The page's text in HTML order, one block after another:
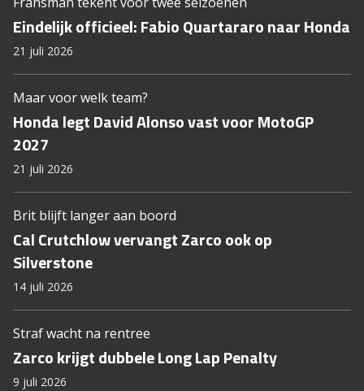
Eindelijk officieel: Fabio Quartararo naar Honda
21 juli 2026
Maar voor welk team?
Honda legt David Alonso vast voor MotoGP
2027
21 juli 2026
Brit blijft langer aan boord
Cal Crutchlow vervangt Zarco ook op
Silverstone
14 juli 2026
Straf wacht na rentree
Zarco krijgt dubbele Long Lap Penalty
9 juli 2026